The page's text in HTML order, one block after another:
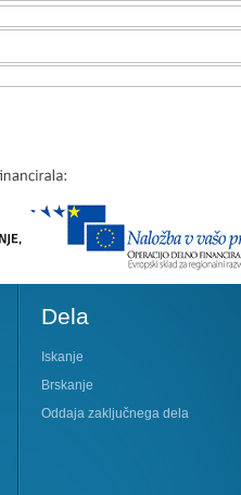
Dela
Iskanje
Brskanje
Oddaja zaključnega dela